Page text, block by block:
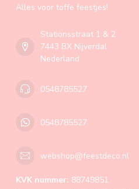
Alles voor toffe feestjes!
Stationsstraat 1 & 2
7443 BX Nijverdal
Nederland
0548785527
0548785527
webshop@feestdeco.nl
KVK nummer: 88749851